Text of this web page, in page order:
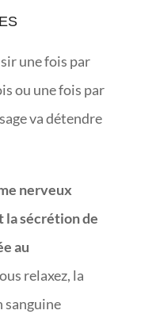
une fois par
ou une fois par
va détendre
nerveux
la sécrétion de
au
relaxez, la